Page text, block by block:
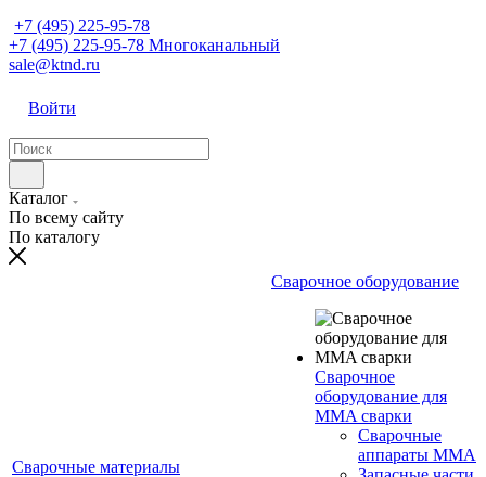
+7 (495) 225-95-78
+7 (495) 225-95-78 Многоканальный
sale@ktnd.ru
Войти
Каталог
По всему сайту
По каталогу
Сварочные материалы
Сварочное оборудование
Сварочное
оборудование для
MMA сварки
Сварочные
аппараты MMA